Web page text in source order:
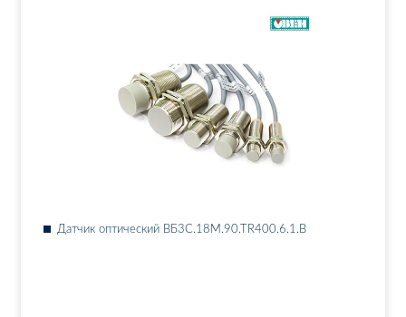
Дат­чик оп­ти­че­ский ВБ3С.18М.90.ТR400.6.1.B